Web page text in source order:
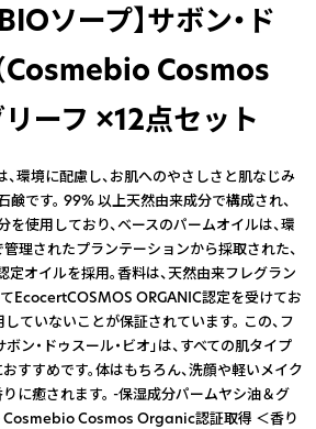
ソープ】サボン・ド
Cosmebio Cosmos
ーフ ×12点セット
、環境に配慮し、お肌へのやさしさと肌なじみ
です。 99% 以上天然由来成分で構成され、
使用しており、ベースのパームオイルは、環
理されたプランテーションから採取された、
オイルを採用。香料は、天然由来フレグラン
EcocertCOSMOS ORGANIC認定を受けてお
していないことが保証されています。 この、フ
ン・ドゥスール・ビオ」は、すべての肌タイプ
すすめです。体はもちろん、洗顔や軽いメイク
に癒されます。 -保湿成分パームヤシ油＆グ
Cosmebio Cosmos Organic認証取得 ＜香り